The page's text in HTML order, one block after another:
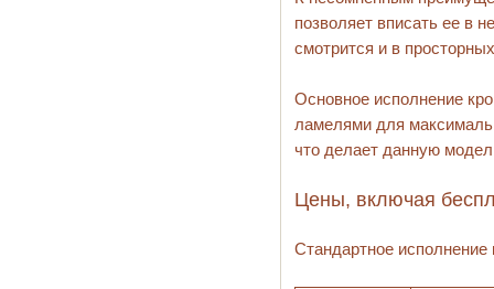
позволяет вписать ее в
смотрится и в
Основное исполнение
ламелями для
что делает данную
Цены, включая
Стандартное